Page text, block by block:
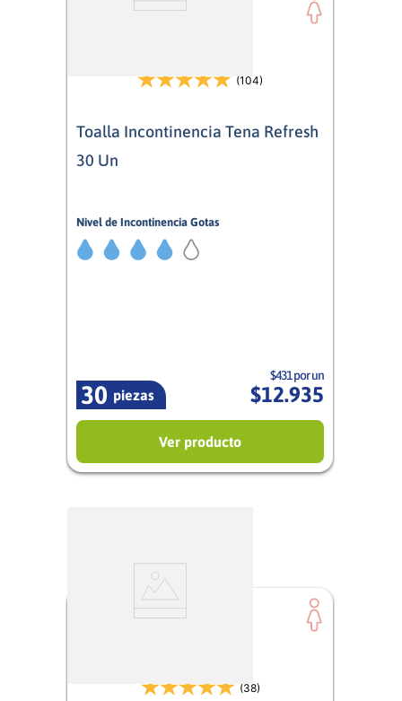
(104)
Toalla Incontinencia Tena Refresh
30 Un
Nivel de Incontinencia Gotas
4/5
piezas
30
$431 por un
$12.935
Ver producto
(38)